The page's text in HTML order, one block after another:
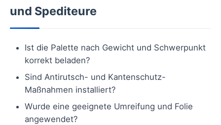
und Spediteure
Ist die Palette nach Gewicht und Schwerpunkt
korrekt beladen?
Sind Antirutsch- und Kantenschutz-
Maßnahmen installiert?
Wurde eine geeignete Umreifung und Folie
angewendet?